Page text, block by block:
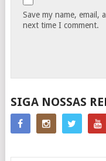
Save my name, email,
next time I comment.
SIGA NOSSAS